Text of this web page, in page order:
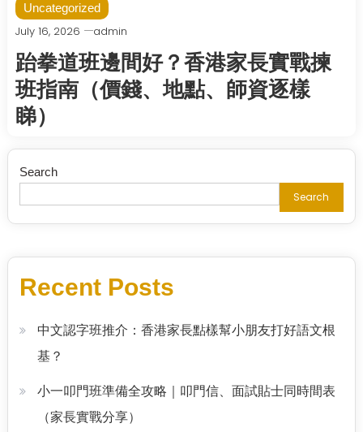
Uncategorized
July 16, 2026 admin
跆拳道班邊間好？香港家長實戰揀
班指南（價錢、地點、師資逐樣
睇）
Search
Search
Recent Posts
中文認字班推介：香港家長點樣幫小朋友打好語文根
基？
小一叩門班準備全攻略｜叩門信、面試貼士同時間表
（家長實戰分享）